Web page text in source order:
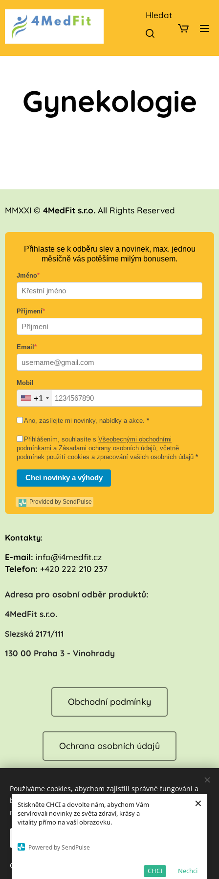
Stiskněte CHCI a dovolte nám, abychom Vám
servírovali novinky ze světa zdraví, krásy a
vitality přímo na vaší obrazovku.
Powered by SendPulse
Nechci
CHCI
×
Hledat
Gynekologie
MMXXI © 4MedFit s.r.o. All Rights Reserved
Přihlaste se k odběru slev a novinek, max. jednou
měsíčně vás potěšíme milým bonusem.
Jméno*
Příjmení*
Email *
Mobil
+1
Ano, zasílejte mi novinky, nabídky a akce. *
Přihlášením, souhlasíte s Všeobecnými obchodními
podmínkami a Zásadami ochrany osobních údajů, včetně
podmínek použití cookies a zpracování vašich osobních údajů *
Chci novinky a výhody
Provided by SendPulse
Kontakty:
E-mail: info@i4medfit.cz
Telefon: +420 222 210 237
Adresa pro osobní odběr produktů:
4MedFit s.r.o.
Slezská 2171/111
130 00 Praha 3 - Vinohrady
Obchodní podmínky
Ochrana osobních údajů
Reklamace
Používáme cookies, abychom zajistili správné fungování a
bezpečnost našich stránek. Tím vám můžeme zajistit tu
nejlepší zkušenost při jejich návštěvě.
Otevřít pokročilá nastavení